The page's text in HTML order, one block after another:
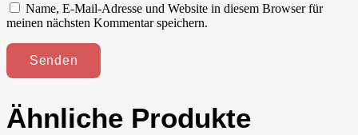
Name, E-Mail-Adresse und Website in diesem Browser für
meinen nächsten Kommentar speichern.
Ähnliche Produkte